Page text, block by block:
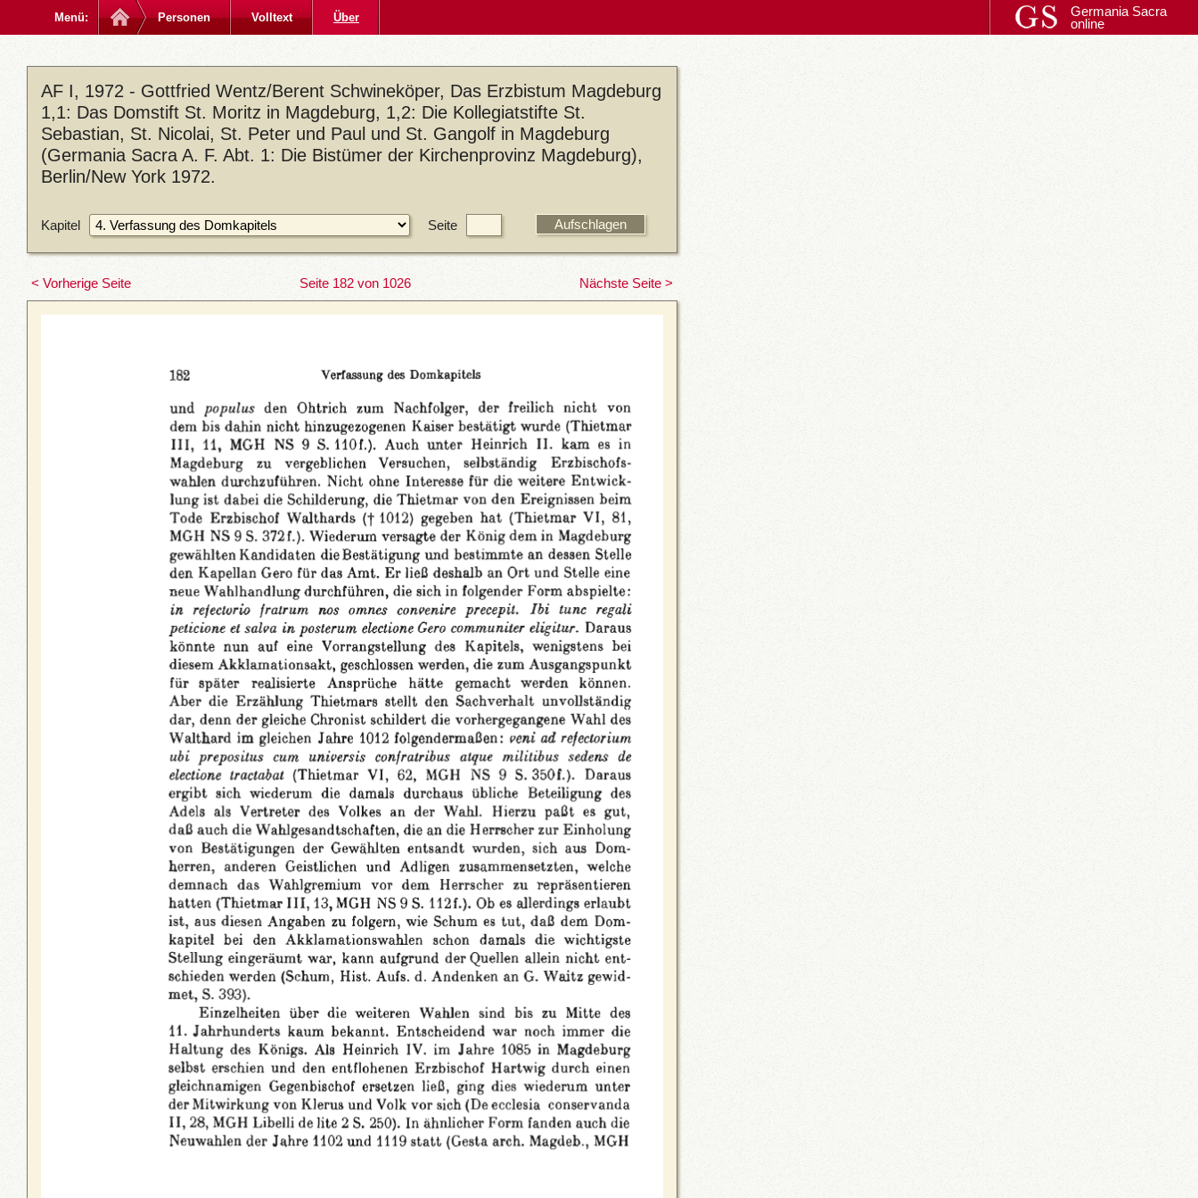
Menü: Personen Volltext Über
Germania Sacra
online
AF I, 1972 - Gottfried Wentz/Berent Schwineköper, Das Erzbistum Magdeburg
1,1: Das Domstift St. Moritz in Magdeburg, 1,2: Die Kollegiatstifte St.
Sebastian, St. Nicolai, St. Peter und Paul und St. Gangolf in Magdeburg
(Germania Sacra A. F. Abt. 1: Die Bistümer der Kirchenprovinz Magdeburg),
Berlin/New York 1972.
Kapitel Seite
< Vorherige Seite Seite 182 von 1026 Nächste Seite >